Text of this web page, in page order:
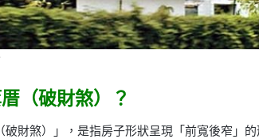
（破財煞）？
破財煞）」，是指房子形狀呈現「前寬後窄」